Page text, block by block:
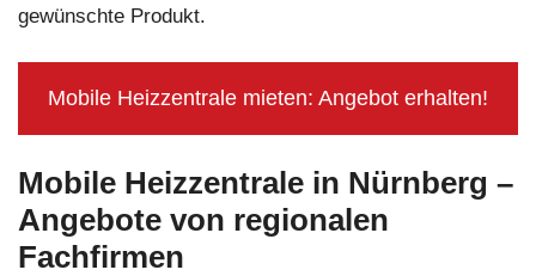
gewünschte Produkt.
Mobile Heizzentrale mieten: Angebot erhalten!
Mobile Heizzentrale in Nürnberg –
Angebote von regionalen
Fachfirmen